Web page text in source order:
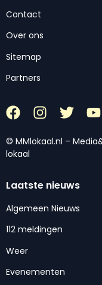
Contact
Over ons
Sitemap
Partners
© MMlokaal.nl –
lokaal
Laatste nieuws
Algemeen Nieuws
112 meldingen
Weer
Evenementen